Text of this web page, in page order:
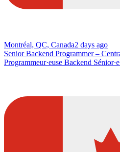
Montréal, QC, Canada2 days ago
Senior Backend Programmer –
Programmeur·euse Backend